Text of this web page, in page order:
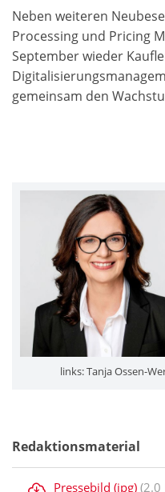
Neben weiteren
Processing und Pricing
September wieder
gemeinsam den
links: Tanja Ossen-
Redaktionsmaterial
Pressebild (jpg) (2.0